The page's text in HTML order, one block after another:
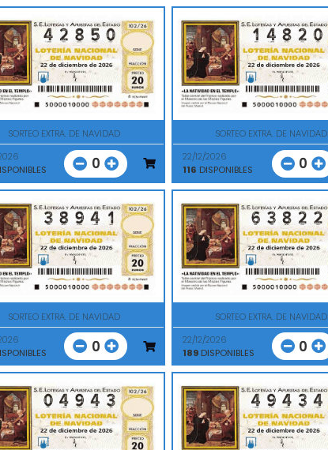
SORTEO EXTRA. DE NAVIDAD
0
SORTEO EXTRA. DE NAVIDAD
22/12/2026
116 DISPONIBLES 0
SORTEO EXTRA. DE NAVIDAD
0
SORTEO EXTRA. DE NAVIDAD
22/12/2026
189DISPONIBLES 0